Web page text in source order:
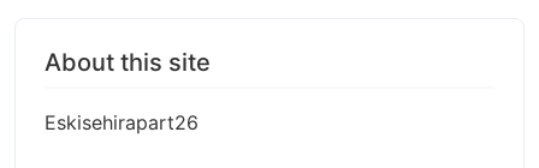
About this site
Eskisehirapart26